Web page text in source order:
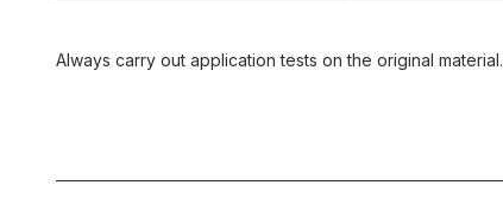
Always carry out application tests on the original material.